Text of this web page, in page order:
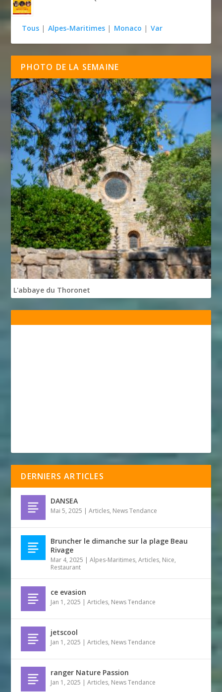
Tous | Alpes-Maritimes | Monaco | Var
PHOTO DE LA SEMAINE
L'abbaye du Thoronet
DERNIERS ARTICLES
DANSEA
Mai 5, 2025 |Articles, News Tendance
Bruncher le dimanche sur la plage Beau
Rivage
Mar 4, 2025 |Alpes-Maritimes,Articles, Nice,
Restaurant
ce evasion
Jan 1, 2025 |Articles, News Tendance
jetscool
Jan 1, 2025 |Articles, News Tendance
ranger Nature Passion
Jan 1, 2025 |Articles, News Tendance